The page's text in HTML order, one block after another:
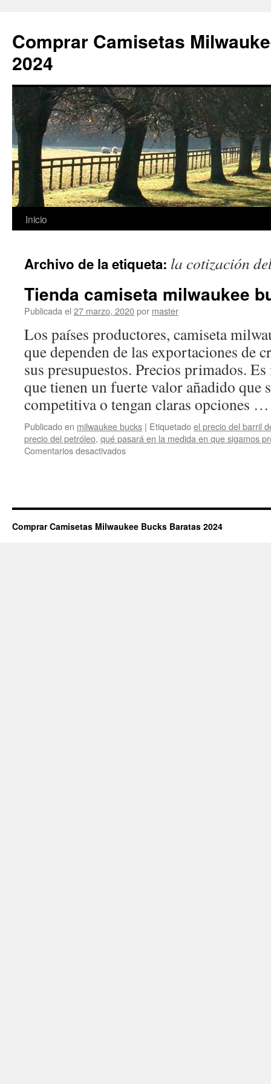
Comprar Camisetas
2024
Saltar
contenido
Inicio
Archivo de la etiqueta: la cotización
Tienda camiseta milwaukee
Publicada el 27 marzo, 2020por master
Los países productores, camiseta
que dependen de las exportaciones de
sus presupuestos. Precios primados.
que tienen un fuerte valor añadido que
competitiva o tengan claras opciones
Publicado en milwaukee bucks | Etiquetadoel precio del barril
precio del petróleo, qué pasará en la medida en que sigamos
Comentarios desactivadosen
niño
Comprar Camisetas Milwaukee Bucks Baratas 2024